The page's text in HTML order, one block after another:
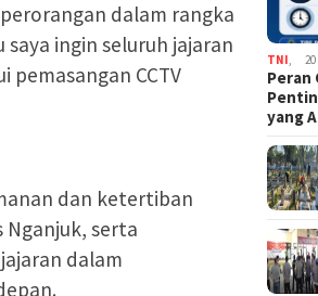
dalam rangka
ingin seluruh jajaran
CCTV
dan ketertiban
serta
dalam
TNI
Peran
yang